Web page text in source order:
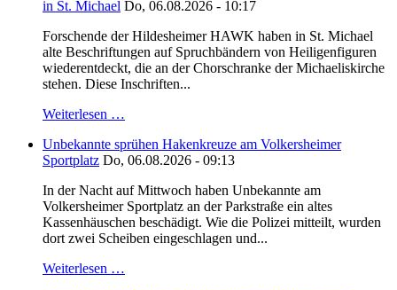
in St. Michael Do, 06.08.2026 - 10:17
Forschende der Hildesheimer HAWK haben in St. Michael
alte Beschriftungen auf Spruchbändern von Heiligenfiguren
wiederentdeckt, die an der Chorschranke der Michaeliskirche
stehen. Diese Inschriften...
Weiterlesen …
Unbekannte sprühen Hakenkreuze am Volkersheimer
Sportplatz Do, 06.08.2026 - 09:13
In der Nacht auf Mittwoch haben Unbekannte am
Volkersheimer Sportplatz an der Parkstraße ein altes
Kassenhäuschen beschädigt. Wie die Polizei mitteilt, wurden
dort zwei Scheiben eingeschlagen und...
Weiterlesen …